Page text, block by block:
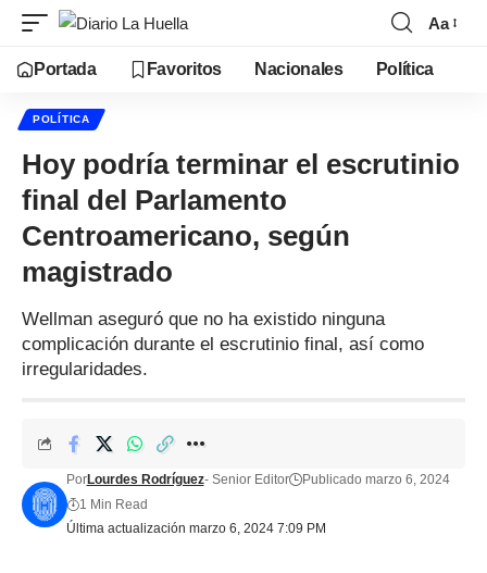
Aa
Portada Favoritos Nacionales Política
POLÍTICA
Hoy podría terminar el escrutinio
final del Parlamento
Centroamericano, según
magistrado
Wellman aseguró que no ha existido ninguna
complicación durante el escrutinio final, así como
irregularidades.
Última actualización marzo 6, 2024 7:09 PM
PorLourdes Rodríguez- Senior Editor
Publicado marzo 6, 2024
1 Min Read